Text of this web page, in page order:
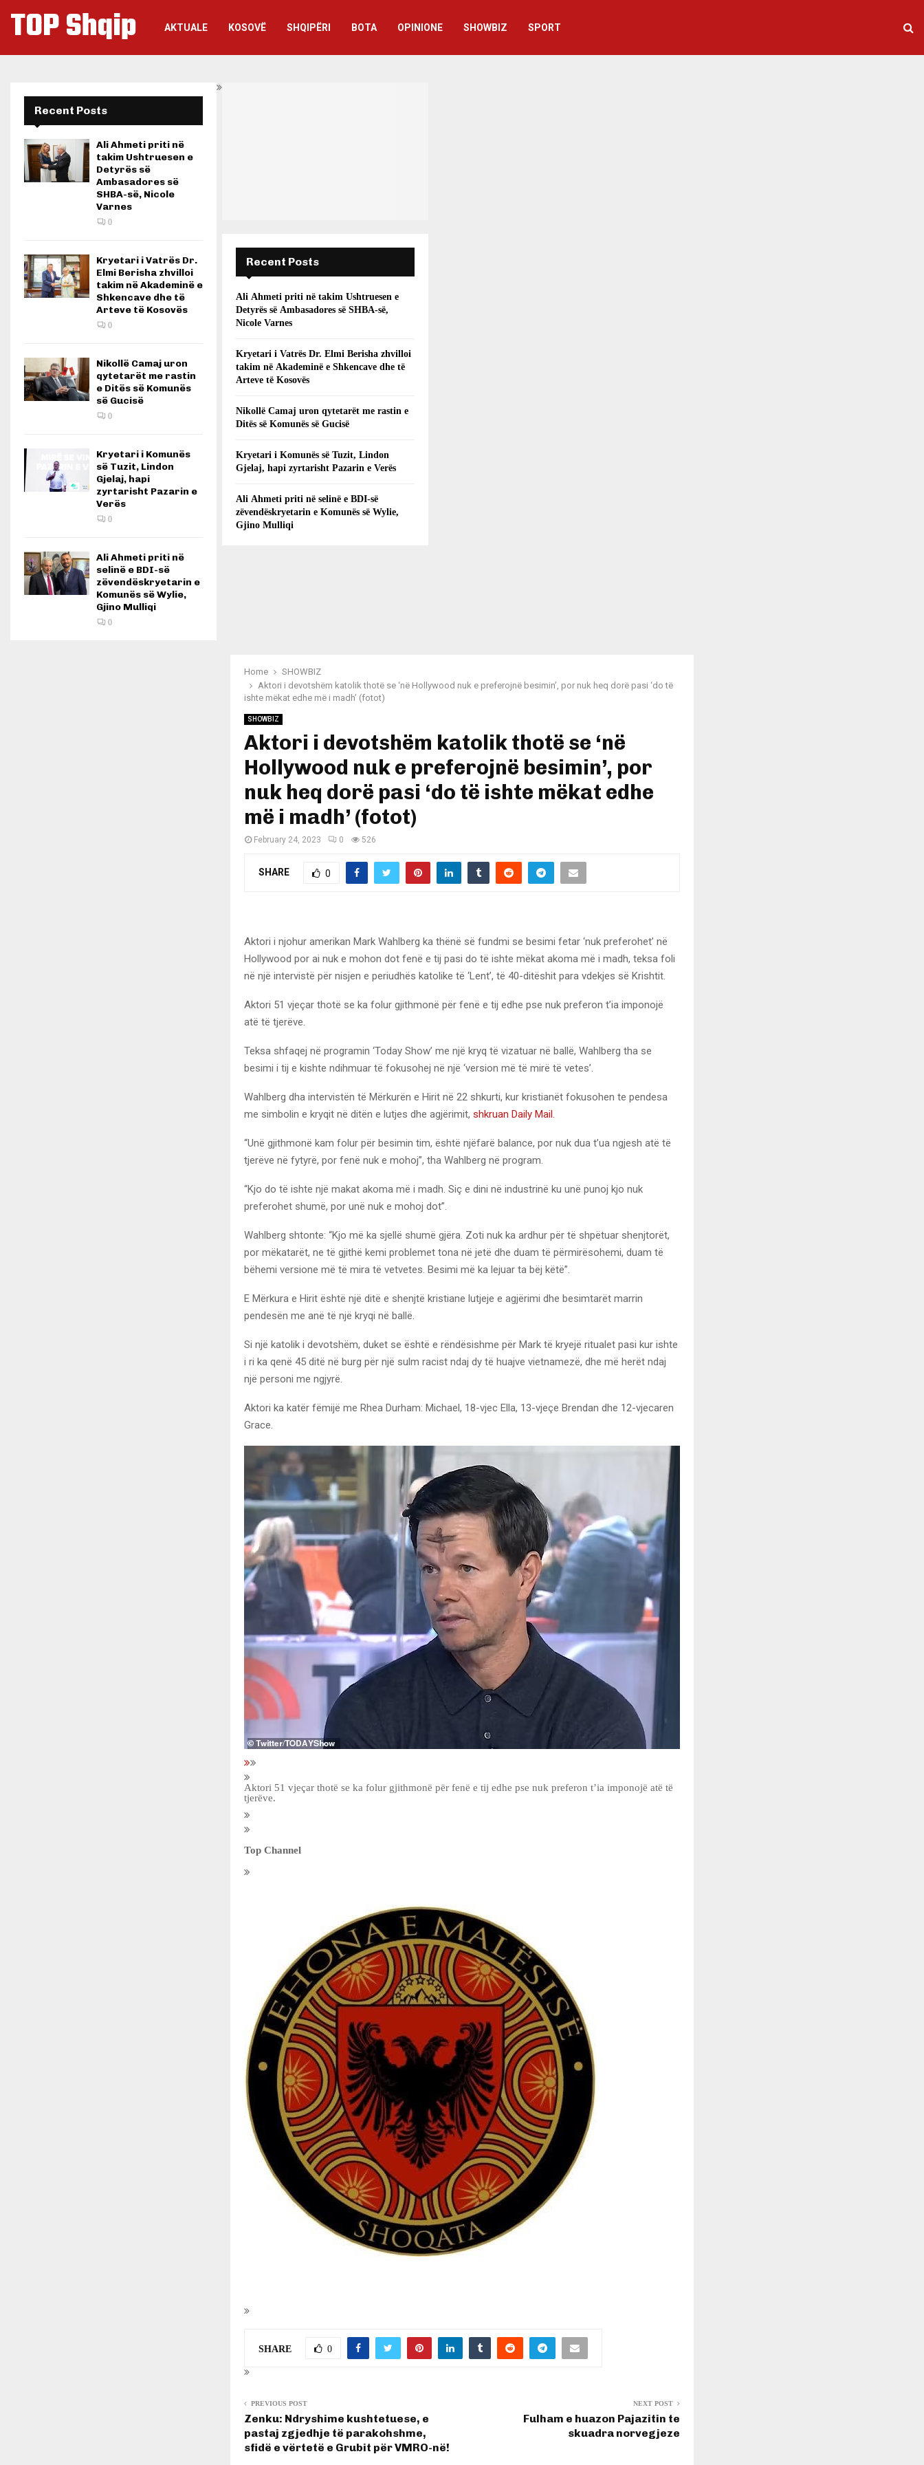
TOP Shqip AKTUALE KOSOVË SHQIPËRI BOTA OPINIONE SHOWBIZ SPORT
Home
SHOWBIZ
Aktori i devotshëm katolik thotë se ‘në Hollywood nuk e preferojnë besimin’, por nuk heq dorë pasi ‘do të
ishte mëkat edhe më i madh’ (fotot)
SHOWBIZ
Aktori i devotshëm katolik thotë se ‘në
Hollywood nuk e preferojnë besimin’, por
nuk heq dorë pasi ‘do të ishte mëkat edhe
më i madh’ (fotot)
February 24, 2023 0 526
SHARE 0
Aktori i njohur amerikan Mark Wahlberg ka thënë së fundmi se besimi fetar ‘nuk preferohet’ në
Hollywood por ai nuk e mohon dot fenë e tij pasi do të ishte mëkat akoma më i madh, teksa foli
në një intervistë për nisjen e periudhës katolike të ‘Lent’, të 40-ditëshit para vdekjes së Krishtit.
Aktori 51 vjeçar thotë se ka folur gjithmonë për fenë e tij edhe pse nuk preferon t’ia imponojë
atë të tjerëve.
Teksa shfaqej në programin ‘Today Show’ me një kryq të vizatuar në ballë, Wahlberg tha se
besimi i tij e kishte ndihmuar të fokusohej në një ‘version më të mirë të vetes’.
Wahlberg dha intervistën të Mërkurën e Hirit në 22 shkurti, kur kristianët fokusohen te pendesa
me simbolin e kryqit në ditën e lutjes dhe agjërimit, shkruan Daily Mail.
“Unë gjithmonë kam folur për besimin tim, është njëfarë balance, por nuk dua t’ua ngjesh atë të
tjerëve në fytyrë, por fenë nuk e mohoj”, tha Wahlberg në program.
“Kjo do të ishte një makat akoma më i madh. Siç e dini në industrinë ku unë punoj kjo nuk
preferohet shumë, por unë nuk e mohoj dot”.
Wahlberg shtonte: “Kjo më ka sjellë shumë gjëra. Zoti nuk ka ardhur për të shpëtuar shenjtorët,
por mëkatarët, ne të gjithë kemi problemet tona në jetë dhe duam të përmirësohemi, duam të
bëhemi versione më të mira të vetvetes. Besimi më ka lejuar ta bëj këtë”.
E Mërkura e Hirit është një ditë e shenjtë kristiane lutjeje e agjërimi dhe besimtarët marrin
pendesën me anë të një kryqi në ballë.
Si një katolik i devotshëm, duket se është e rëndësishme për Mark të kryejë ritualet pasi kur ishte
i ri ka qenë 45 ditë në burg për një sulm racist ndaj dy të huajve vietnamezë, dhe më herët ndaj
një personi me ngjyrë.
Aktori ka katër fëmijë me Rhea Durham: Michael, 18-vjec Ella, 13-vjeçe Brendan dhe 12-vjecaren
Grace.
Aktori 51 vjeçar thotë se ka folur gjithmonë për fenë e tij edhe pse nuk preferon t’ia imponojë atë të
tjerëve.
Top Channel
SHARE 0
PREVIOUS POST
Zenku: Ndryshime kushtetuese, e
pastaj zgjedhje të parakohshme,
sfidë e vërtetë e Grubit për VMRO-në!
NEXT POST
Fulham e huazon Pajazitin te
skuadra norvegjeze
Recent Posts
Ali Ahmeti priti në
takim Ushtruesen e
Detyrës së
Ambasadores së
SHBA-së, Nicole
Varnes
0
Kryetari i Vatrës Dr.
Elmi Berisha zhvilloi
takim në Akademinë e
Shkencave dhe të
Arteve të Kosovës
0
Nikollë Camaj uron
qytetarët me rastin
e Ditës së Komunës
së Gucisë
0
Kryetari i Komunës
së Tuzit, Lindon
Gjelaj, hapi
zyrtarisht Pazarin e
Verës
0
Ali Ahmeti priti në
selinë e BDI-së
zëvendëskryetarin e
Komunës së Wylie,
Gjino Mulliqi
0
Recent Posts
Ali Ahmeti priti në takim Ushtruesen e
Detyrës së Ambasadores së SHBA-së,
Nicole Varnes
Kryetari i Vatrës Dr. Elmi Berisha zhvilloi
takim në Akademinë e Shkencave dhe të
Arteve të Kosovës
Nikollë Camaj uron qytetarët me rastin e
Ditës së Komunës së Gucisë
Kryetari i Komunës së Tuzit, Lindon
Gjelaj, hapi zyrtarisht Pazarin e Verës
Ali Ahmeti priti në selinë e BDI-së
zëvendëskryetarin e Komunës së Wylie,
Gjino Mulliqi